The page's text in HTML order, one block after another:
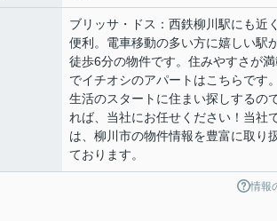
ブリッサ・ドス：西鉄柳川駅にも近
便利。電車移動の多い方に嬉しい駅
徒歩6分の物件です。住みやすさが満
でイチオシのアパートはこちらです
生活のスタートに住まい探しするの
れば、当社にお任せください！当社
は、柳川市の物件情報を豊富に取り
ております。
情報